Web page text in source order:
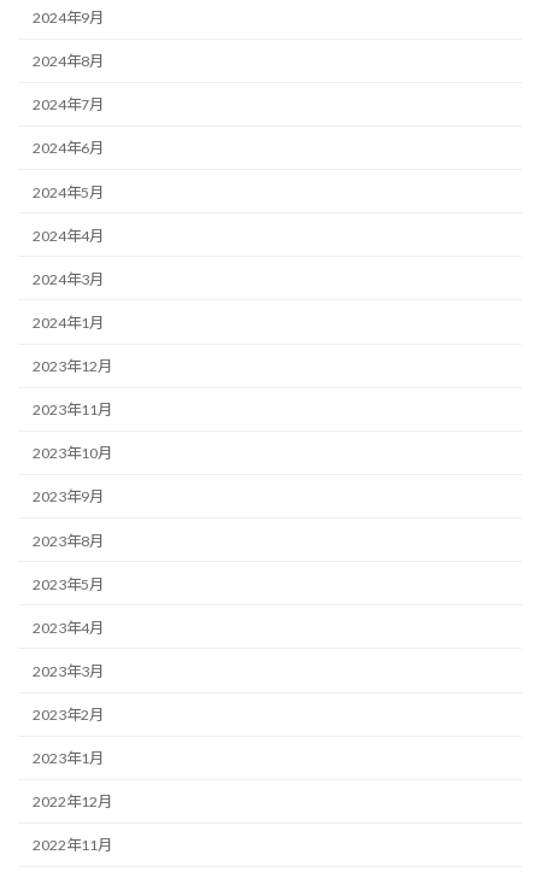
2024年9月
2024年8月
2024年7月
2024年6月
2024年5月
2024年4月
2024年3月
2024年1月
2023年12月
2023年11月
2023年10月
2023年9月
2023年8月
2023年5月
2023年4月
2023年3月
2023年2月
2023年1月
2022年12月
2022年11月